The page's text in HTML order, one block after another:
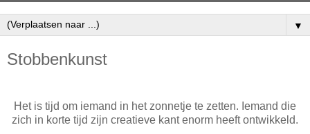
▼
Stobbenkunst
Het is tijd om iemand in het zonnetje te zetten. Iemand die
zich in korte tijd zijn creatieve kant enorm heeft ontwikkeld.